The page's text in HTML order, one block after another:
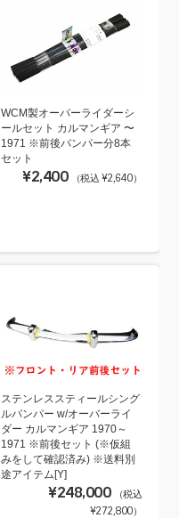
WCM製オーバーライダーシ
ールセット カルマンギア 〜
1971 ※前後バンパー分8本
セット
¥2,400 （税込 ¥2,640）
ステンレススティールシング
ルバンパー w/オーバーライ
ダー カルマンギア 1970～
1971 ※前後セット (※仮組
みをして確認済み) ※送料別
途アイテム[Y]
¥248,000
（税込
¥272,800）